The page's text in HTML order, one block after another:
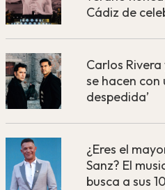
Cádiz de
Carlos
se hacen con
despedida’
¿Eres el
Sanz? El
busca a sus